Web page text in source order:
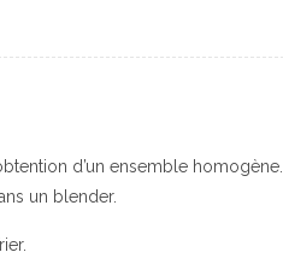
d’un ensemble homogène.
un blender.